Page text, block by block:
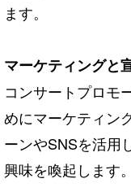
ます。
マーケティングと
コンサートプロモ
めにマーケティン
ーンやSNSを活用
興味を喚起します。